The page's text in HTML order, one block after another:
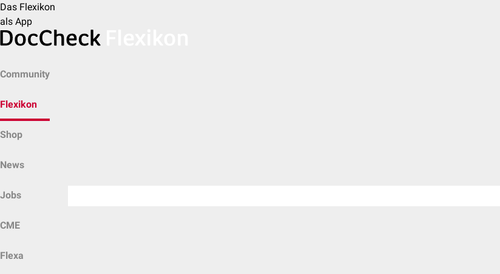
Das Flexikon
als App
Community
Flexikon
Shop
News
Jobs
CME
Flexa